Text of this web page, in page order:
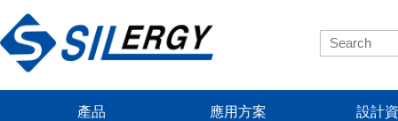
產品 應用方案 設計